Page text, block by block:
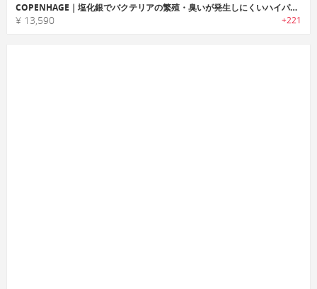
COPENHAGE｜塩化銀でバクテリアの繁殖・臭いが発生しにくいハイパフォーマンスタオル「コペンハーゲン」
¥ 13,590 +221